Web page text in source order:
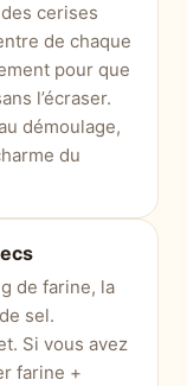
cerises
de chaque
pour que
l’écraser.
démoulage,
du
de farine, la
sel.
Si vous avez
farine +